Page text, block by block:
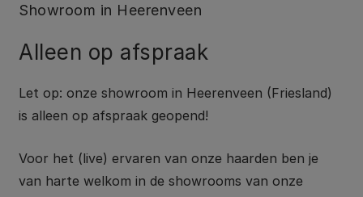
Showroom in Heerenveen
Alleen op afspraak
Let op: onze showroom in Heerenveen (Friesland)
is alleen op afspraak geopend!
Voor het (live) ervaren van onze haarden ben je
van harte welkom in de showrooms van onze